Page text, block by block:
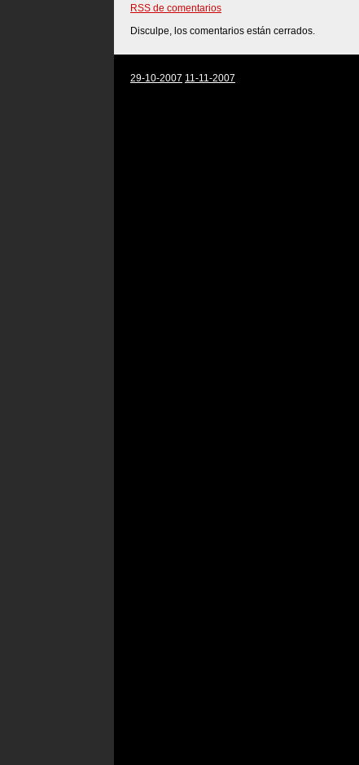
RSS de comentarios
Disculpe, los comentarios están cerrados.
29-10-2007 11-11-2007